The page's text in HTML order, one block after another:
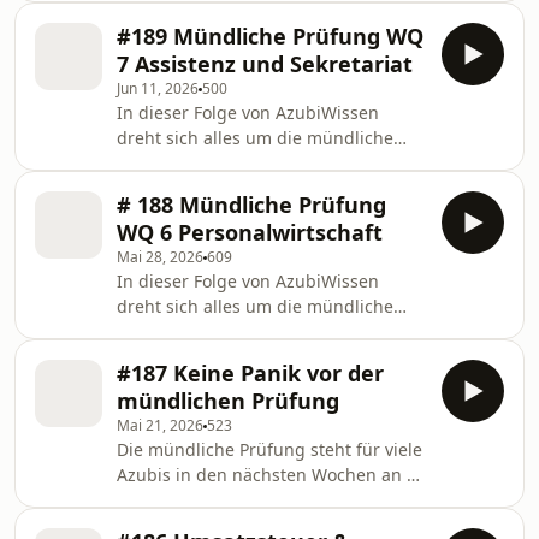
Deine Vorbereitung, erfährst, wie Du
Arbeitsabläufe und Kundenaufträge
sicher präsen
Kontrolle in kleinen und mittleren
Unternehmen (KMU). Alex und Jasmin
sprechen über typische
Prüfungsthemen, mögliche
Aufgabenstellungen und geben Dir
praktische Tipps für deine
Vorbereitung auf das Fachgespräch.
Du erfährst, welche Inhalte
besonders wichtig sind, wie Du Deine
#189 Mündliche Prüfung WQ
7 Assistenz und Sekretariat
Jun 11, 2026 500
In dieser Folge von AzubiWissen
dreht sich alles um die mündliche
Jasmin sprechen darüber, welche
Themen in der Prüfung häufig
vorkommen, wie das Fachgespräch
abläuft und worauf Prüfer besonders
achten. Du bekommst praktische
Tipps für Deine Vorbereitung und
erfährst, wie Du auch in stressigen
Prüfungssituationen souverän
auftrittst
# 188 Mündliche Prüfung
WQ 6 Personalwirtschaft
Mai 28, 2026609
In dieser Folge von AzubiWissen
dreht sich alles um die mündliche
erklären, worauf es in der Prüfung
ankommt, welche typischen Themen
und Aufgabenstellungen vorkommen
und wie Du Dich gezielt vorbereiten
kannst. Außerdem geben sie
praktische Tipps für die Präsentation
und das Fachgespräch. Und das ist
#187 Keine Panik vor der
mündlichen Prüfung
Mai 21, 2026 523
Die mündliche Prüfung steht für viele
Azubis in den nächsten Wochen an –